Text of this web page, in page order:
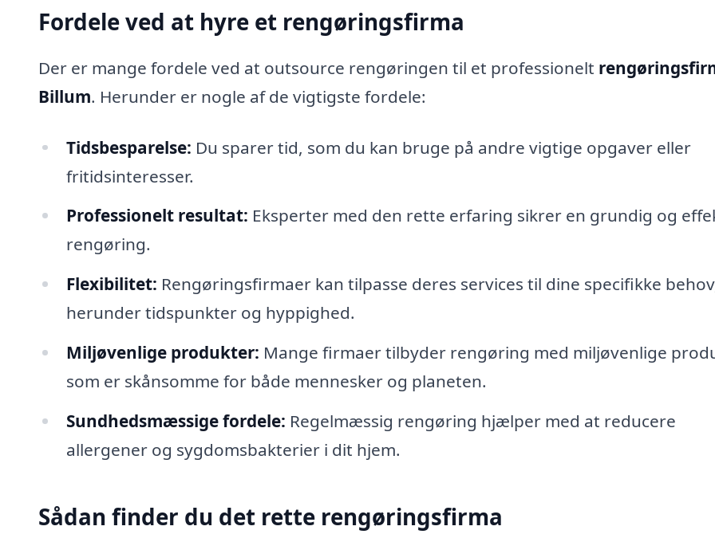
Fordele ved at hyre et rengøringsfirma
Der er mange fordele ved at outsource rengøringen til et professionelt
Billum. Herunder er nogle af de vigtigste fordele:
Tidsbesparelse: Du sparer tid, som du kan bruge på andre vigtige opgaver eller
fritidsinteresser.
Professionelt resultat: Eksperter med den rette erfaring sikrer en grundig og
rengøring.
Flexibilitet: Rengøringsfirmaer kan tilpasse deres services til dine specifikke
herunder tidspunkter og hyppighed.
Miljøvenlige produkter: Mange firmaer tilbyder rengøring med miljøvenlige
som er skånsomme for både mennesker og planeten.
Sundhedsmæssige fordele: Regelmæssig rengøring hjælper med at reducere
allergener og sygdomsbakterier i dit hjem.
Sådan finder du det rette rengøringsfirma